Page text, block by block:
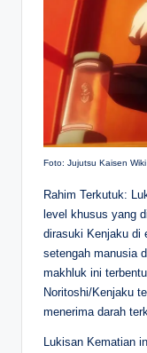
Foto: Jujutsu Kaisen
Rahim Terkutuk:
level khusus yang
dirasuki Kenjaku di
setengah manusia
makhluk ini
Noritoshi/Kenjaku
menerima darah
Lukisan Kematian